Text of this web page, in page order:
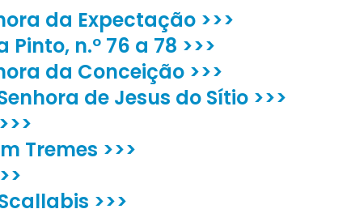
da Expectação >>>
n.º 76 a 78 >>>
da Conceição >>>
de Jesus do Sítio >>>
Tremes >>>
>>>